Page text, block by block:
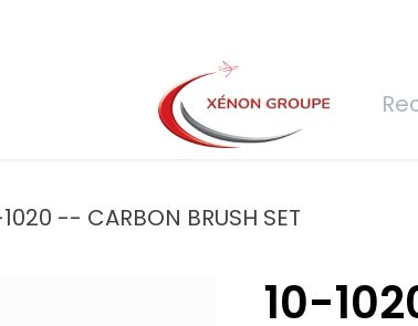
Demande de devis
-- CARBON BRUSH SET
10-